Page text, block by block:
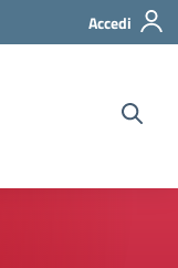
Accedi